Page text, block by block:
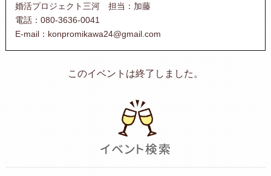
婚活プロジェクト三河 担当：加藤
電話：080-3636-0041
E-mail：konpromikawa24@gmail.com
このイベントは終了しました。